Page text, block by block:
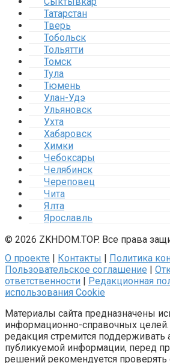
Татарстан
Тверь
Тобольск
Тольятти
Томск
Тула
Тюмень
Улан-Удэ
Ульяновск
Ухта
Хабаровск
Химки
Чебоксары
Челябинск
Череповец
Чита
Ялта
Ярославль
© 2026 ZKHDOM.TOP. Все права
О проекте | Контакты | Политика
Пользовательское соглашение |
ответственности | Редакционная
использования Cookie
Материалы сайта предназначены
информационно-справочных целей.
редакция стремится поддерживать
публикуемой информации, перед
решений рекомендуется проверять